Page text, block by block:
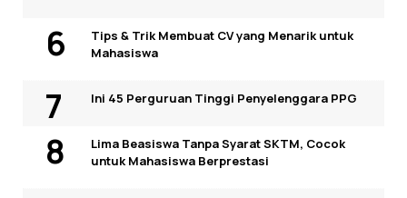
Tips & Trik Membuat CV yang Menarik untuk
Mahasiswa
Ini 45 Perguruan Tinggi Penyelenggara PPG
Lima Beasiswa Tanpa Syarat SKTM, Cocok
untuk Mahasiswa Berprestasi